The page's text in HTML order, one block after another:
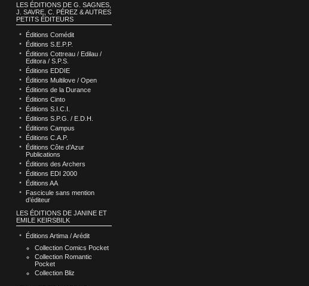
LES ÉDITIONS DE G. SAGNES,
J. SAVRE, C. PÉREZ & AUTRES
PETITS ÉDITEURS
Éditions Comédit
Éditions S.E.P.P.
Éditions Cottreau / Edilau /
Editora / S.P.S.
Éditions EDDIE
Éditions Multilove / Open
Éditions de la Durance
Éditions Cinto
Éditions S.I.C.I.
Éditions S.P.G. / E.D.H.
Éditions Campus
Éditions C.A.P.
Éditions Côte d’Azur
Publications
Éditions des Archers
Éditions EDI 2000
Éditions AA
Fascicule sans mention
d’éditeur
LES ÉDITIONS DE JANINE ET
EMILE KEIRSBILK
Éditions Artima / Arédit
Collection Comics Pocket
Collection Romantic
Pocket
Collection Bliz